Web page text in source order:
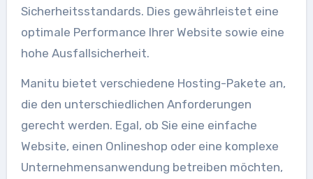
Sicherheitsstandards. Dies gewährleistet eine
optimale Performance Ihrer Website sowie eine
hohe Ausfallsicherheit.
Manitu bietet verschiedene Hosting-Pakete an,
die den unterschiedlichen Anforderungen
gerecht werden. Egal, ob Sie eine einfache
Website, einen Onlineshop oder eine komplexe
Unternehmensanwendung betreiben möchten,